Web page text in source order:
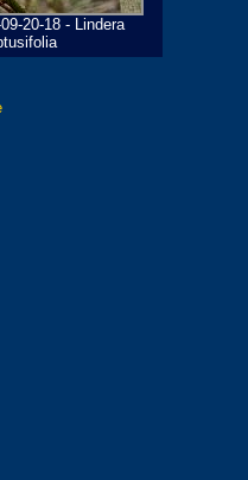
20-18 - Lindera